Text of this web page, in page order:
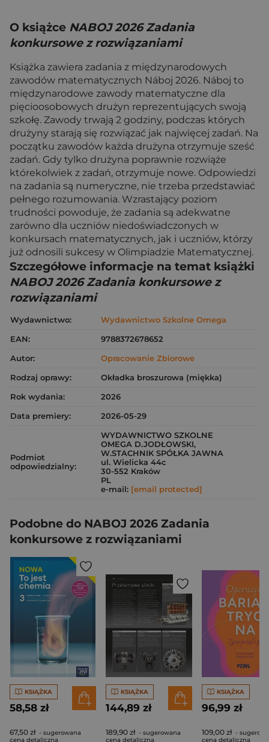
O książce NABOJ 2026 Zadania
konkursowe z rozwiązaniami
Książka zawiera zadania z międzynarodowych
zawodów matematycznych Náboj 2026. Náboj to
międzynarodowe zawody matematyczne dla
pięcioosobowych drużyn repre­zentujących swoją
szkołę. Zawody trwają 2 godziny, podczas których
drużyny starają się rozwiązać jak najwięcej zadań. Na
początku zawodów każda drużyna otrzymuje sześć
zadań. Gdy tylko drużyna poprawnie rozwiąże
którekolwiek z zadań, otrzymuje nowe. Odpowiedzi
na zadania są numeryczne, nie trzeba przedstawiać
pełnego rozumowania. Wzrastający po­ziom
trudności powoduje, że zadania są adekwatne
zarówno dla uczniów niedoświadczonych w
konkursach matematycznych, jak i uczniów, którzy
już odnosili sukcesy w Olimpiadzie Matematycznej.
Szczegółowe informacje na temat książki
NABOJ 2026 Zadania konkursowe z
rozwiązaniami
Wydawnictwo:
Wydawnictwo Szkolne Omega
EAN:
9788372678652
Autor:
Opracowanie Zbiorowe
Rodzaj oprawy:
Okładka broszurowa (miękka)
Rok wydania:
2026
Data premiery:
2026-05-29
Podmiot
odpowiedzialny:
WYDAWNICTWO SZKOLNE
OMEGA D.JODŁOWSKI,
W.STACHNIK SPÓŁKA JAWNA
ul. Wielicka 44c
30-552 Kraków
PL
e-mail: [email protected]
Podobne do NABOJ 2026 Zadania
konkursowe z rozwiązaniami
KSIĄŻKA
58,58 zł
67,50 zł - sugerowana
cena detaliczna
KSIĄŻKA
144,89 zł
189,90 zł - sugerowana
cena detaliczna
KSIĄŻKA
96,99 zł
109,00 zł -
cena detaliczna